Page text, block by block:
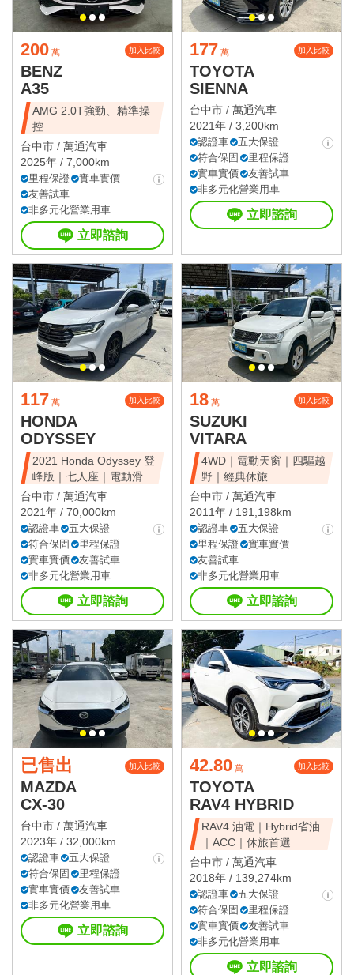
200 萬 加入比較
BENZ
A35
AMG 2.0T強勁、精準操
控
台中市 / 萬通汽車
2025年 / 7,000km
里程保證
實車實價
友善試車
非多元化營業用車
立即諮詢
177 萬 加入比較
TOYOTA
SIENNA
台中市 / 萬通汽車
2021年 / 3,200km
認證車
五大保證
符合保固
里程保證
實車實價
友善試車
非多元化營業用車
立即諮詢
117 萬 加入比較
HONDA
ODYSSEY
2021 Honda Odyssey 登
峰版｜七人座｜電動滑
台中市 / 萬通汽車
2021年 / 70,000km
認證車
五大保證
符合保固
里程保證
實車實價
友善試車
非多元化營業用車
立即諮詢
18 萬 加入比較
SUZUKI
VITARA
4WD｜電動天窗｜四驅越
野｜經典休旅
台中市 / 萬通汽車
2011年 / 191,198km
認證車
五大保證
里程保證
實車實價
友善試車
非多元化營業用車
立即諮詢
已售出 加入比較
MAZDA
CX-30
台中市 / 萬通汽車
2023年 / 32,000km
認證車
五大保證
符合保固
里程保證
實車實價
友善試車
非多元化營業用車
立即諮詢
42.80 萬 加入比較
TOYOTA
RAV4 HYBRID
RAV4 油電｜Hybrid省油
｜ACC｜休旅首選
台中市 / 萬通汽車
2018年 / 139,274km
認證車
五大保證
符合保固
里程保證
實車實價
友善試車
非多元化營業用車
立即諮詢